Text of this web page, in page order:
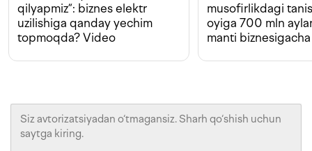
qilyapmiz”: biznes elektr
uzilishiga qanday yechim
topmoqda? Video
musofirlikdagi
oyiga 700 mln
manti biznesigacha